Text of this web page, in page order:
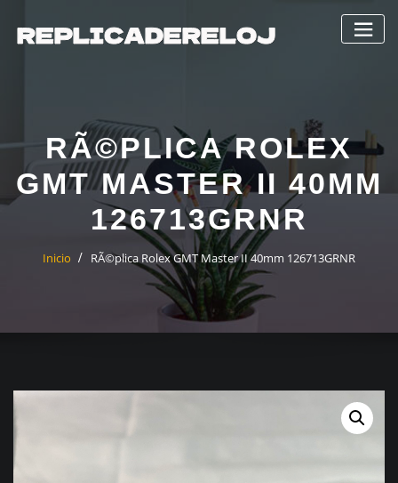
contenido
RÃ©PLICA ROLEX
GMT MASTER II 40MM
126713GRNR
Inicio RÃ©plica Rolex GMT Master II 40mm 126713GRNR